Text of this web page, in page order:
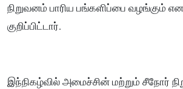
நிறுவனம் பாரிய பங்களிப்பை வழங்கும்
குறிப்பிட்டார்.
இந்நிகழ்வில் அமைச்சின் மற்றும் சீநோர்